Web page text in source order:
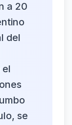
a 20
del
el
se